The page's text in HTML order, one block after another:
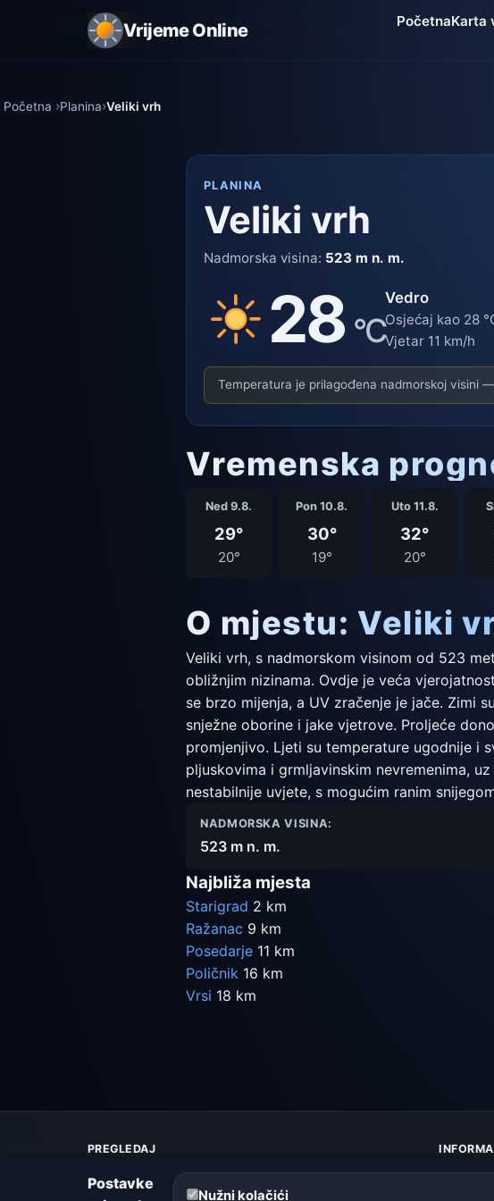
Vrijeme Online PočetnaKarta
Početna Planina Veliki vrh
PLANINA
Veliki vrh
Nadmorska visina: 523 m n. m.
28 °C
Vedro
Osjećaj kao 28
Vjetar 11 km/h
Temperatura je prilagođena nadmorskoj visini
Vremenska
Ned 9.8.
29°
20°
Pon 10.8.
30°
19°
Uto 11.8.
32°
20°
O mjestu: Veliki
Veliki vrh, s nadmorskom visinom od 523
obližnjim nizinama. Ovdje je veća
se brzo mijenja, a UV zračenje je jače. Zimi
snježne oborine i jake vjetrove. Proljeće
promjenjivo. Ljeti su temperature ugodnije i
pljuskovima i grmljavinskim nevremenima,
nestabilnije uvjete, s mogućim ranim
NADMORSKA VISINA:
523 m n. m.
Najbliža mjesta
Starigrad 2 km
Ražanac 9 km
Posedarje 11 km
Poličnik 16 km
Vrsi 18 km
PREGLEDAJ
Upozorenja
O nama
Postavke
Nužni kolačići